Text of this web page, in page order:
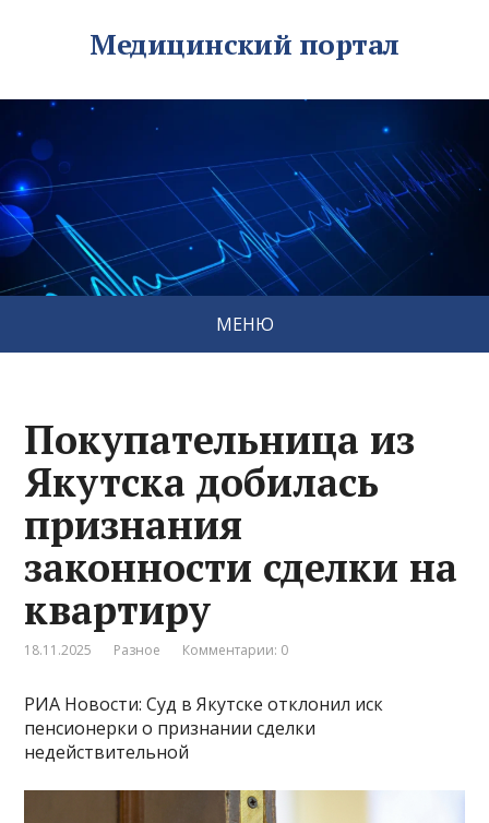
Медицинский портал
МЕНЮ
Покупательница из
Якутска добилась
признания
законности сделки на
квартиру
18.11.2025 Разное Комментарии: 0
РИА Новости: Суд в Якутске отклонил иск
пенсионерки о признании сделки
недействительной